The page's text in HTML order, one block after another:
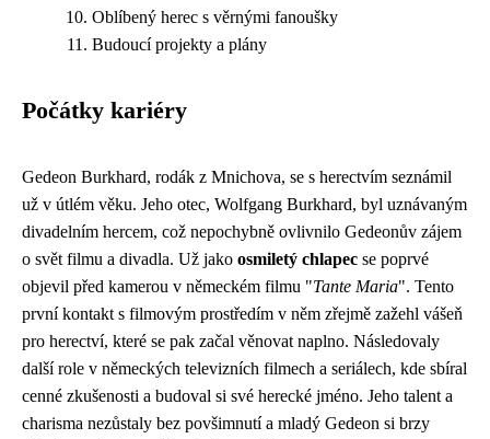
Oblíbený herec s věrnými fanoušky
Budoucí projekty a plány
Počátky kariéry
Gedeon Burkhard, rodák z Mnichova, se s herectvím seznámil
už v útlém věku. Jeho otec, Wolfgang Burkhard, byl uznávaným
divadelním hercem, což nepochybně ovlivnilo Gedeonův zájem
o svět filmu a divadla. Už jako osmiletý chlapec se poprvé
objevil před kamerou v německém filmu "Tante Maria". Tento
první kontakt s filmovým prostředím v něm zřejmě zažehl vášeň
pro herectví, které se pak začal věnovat naplno. Následovaly
další role v německých televizních filmech a seriálech, kde sbíral
cenné zkušenosti a budoval si své herecké jméno. Jeho talent a
charisma nezůstaly bez povšimnutí a mladý Gedeon si brzy